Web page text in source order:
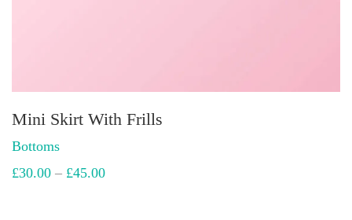
Mini Skirt With Frills
Bottoms
£30.00 – £45.00